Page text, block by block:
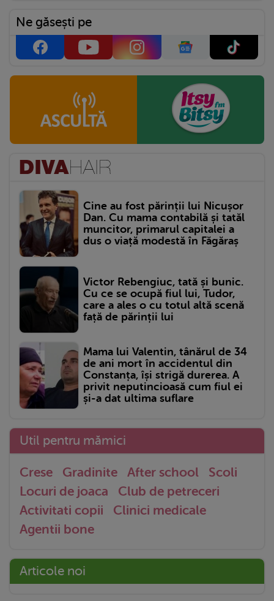
Ne găsești pe
Cine au fost părinții lui Nicușor
Dan. Cu mama contabilă și tatăl
muncitor, primarul capitalei a
dus o viață modestă în Făgăraș
Victor Rebengiuc, tată și bunic.
Cu ce se ocupă fiul lui, Tudor,
care a ales o cu totul altă scenă
față de părinții lui
Mama lui Valentin, tânărul de 34
de ani mort în accidentul din
Constanța, își strigă durerea. A
privit neputincioasă cum fiul ei
și-a dat ultima suflare
Util pentru mămici
Crese Gradinite After school
Scoli
Locuri de joaca
Club de petreceri
Activitati copii
Clinici medicale
Agentii bone
Articole noi